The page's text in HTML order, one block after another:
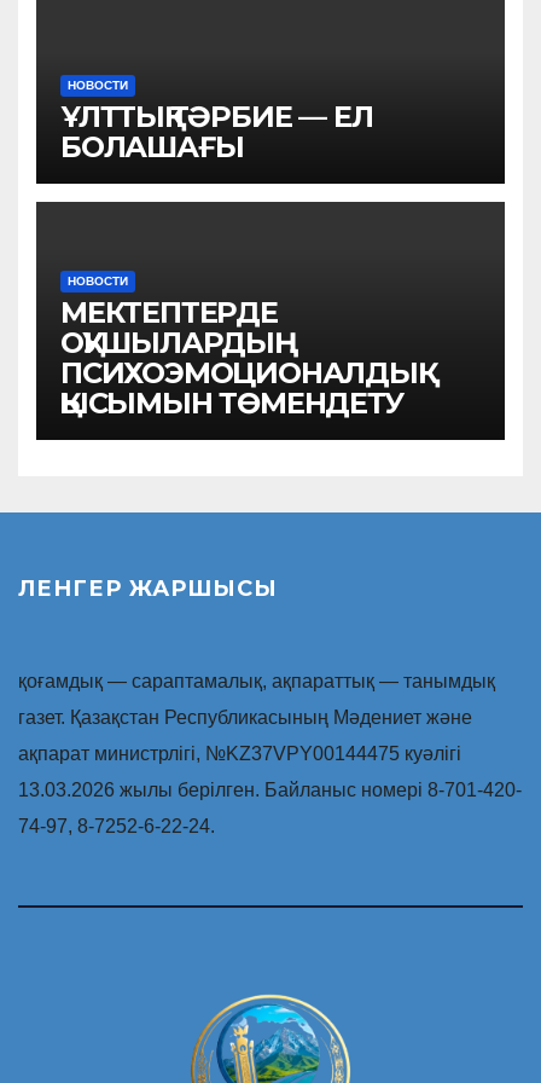
НОВОСТИ
ҰЛТТЫҚ ТӘРБИЕ — ЕЛ
БОЛАШАҒЫ
НОВОСТИ
МЕКТЕПТЕРДЕ
ОҚУШЫЛАРДЫҢ
ПСИХОЭМОЦИОНАЛДЫҚ
ҚЫСЫМЫН ТӨМЕНДЕТУ
ЛЕНГЕР ЖАРШЫСЫ
қоғамдық — сараптамалық, ақпараттық — танымдық
газет. Қазақстан Республикасының Мәдениет және
ақпарат министрлігі, №KZ37VPY00144475 куәлігі
13.03.2026 жылы берілген. Байланыс номері 8-701-420-
74-97, 8-7252-6-22-24.